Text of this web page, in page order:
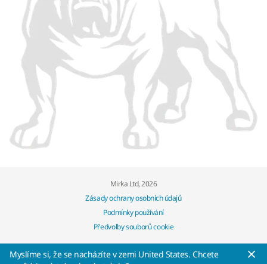
Mirka Ltd, 2026
Zásady ochrany osobních údajů
Podmínky používání
Předvolby souborů cookie
Myslíme si, že se nacházíte v zemi United States. Chcete